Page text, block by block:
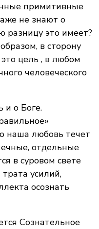
примитивные
не знают о
разницу это имеет?
в сторону
цель , в любом
человеческого
и о Боге.
наша любовь течет
отдельные
в суровом свете
усилий,
осознать
Сознательное